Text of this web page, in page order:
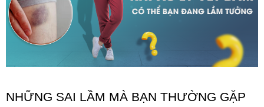
NHỮNG SAI LẦM MÀ BẠN THƯỜNG GẶP